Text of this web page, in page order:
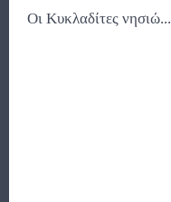
Οι Κυκλαδίτες νησιώ...